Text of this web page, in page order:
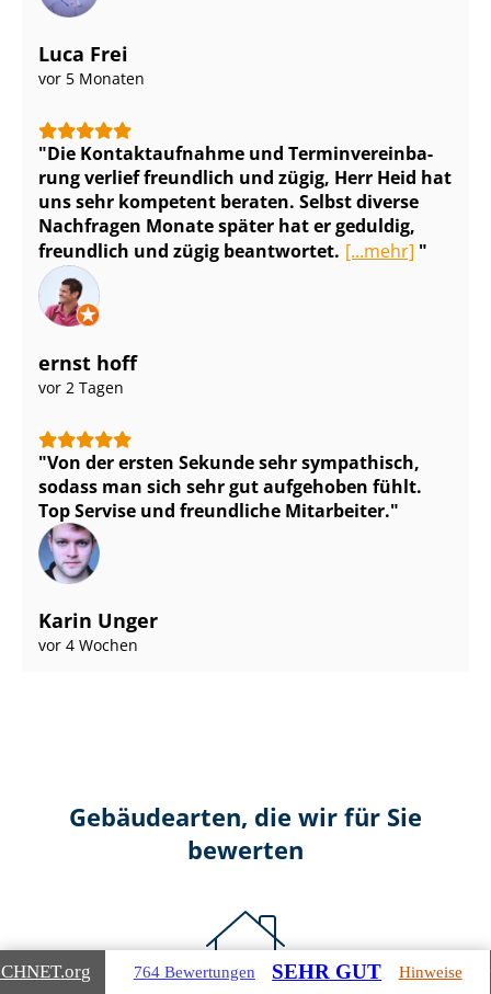
Luca Frei
vor 5 Monaten
Die Kontaktaufnahme und Ter­min­ver­ein­ba­
rung verlief freundlich und zügig, Herr Heid hat
uns sehr kompetent beraten. Selbst diverse
Nachfragen Monate später hat er geduldig,
freundlich und zügig beantwortet. [...mehr]
ernst hoff
vor 2 Tagen
Von der ersten Sekunde sehr sympathisch,
sodass man sich sehr gut aufgehoben fühlt.
Top Servise und freundliche Mitarbeiter.
Karin Unger
vor 4 Wochen
Gebäudearten, die wir für Sie
bewerten
.org 764 Bewertungen SEHR GUT Hinweise